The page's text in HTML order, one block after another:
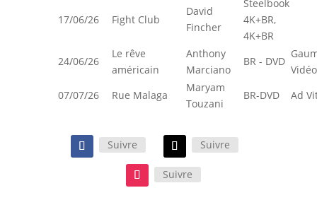
17/06/26 Fight Club
David
Fincher
Steelbook
4K+BR,
4K+BR
24/06/26
Le rêve
américain
Anthony
Marciano
BR - DVD
Vidéo
07/07/26
Rue Malaga
Maryam
Touzani
BR-DVD Ad
Suivre Suivre
Suivre